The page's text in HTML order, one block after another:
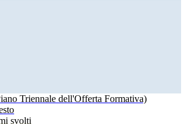
Triennale dell'Offerta Formativa)
svolti